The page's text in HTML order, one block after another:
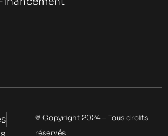
© Copyright 2024 – Tous droits
réservés